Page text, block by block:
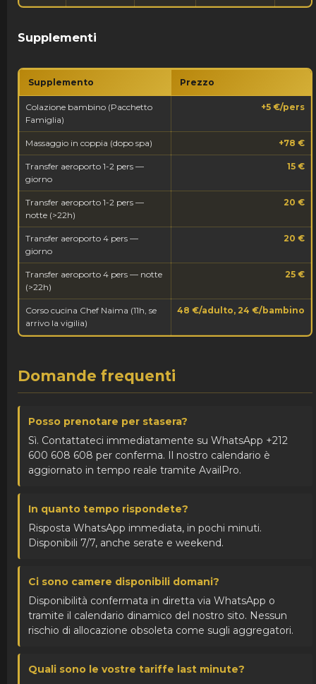
Supplementi
Supplemento Prezzo
Colazione bambino (Pacchetto
Famiglia)
+5 €/pers
Massaggio in coppia (dopo spa) +78 €
Transfer aeroporto 1-2 pers —
giorno
15 €
Transfer aeroporto 1-2 pers —
notte (>22h)
20 €
Transfer aeroporto 4 pers —
giorno
20 €
Transfer aeroporto 4 pers — notte
(>22h)
25 €
Corso cucina Chef Naima (11h, se
arrivo la vigilia)
48 €/adulto, 24 €/bambino
Domande frequenti
Posso prenotare per stasera?
Sì. Contattateci immediatamente su WhatsApp +212
600 608 608 per conferma. Il nostro calendario è
aggiornato in tempo reale tramite AvailPro.
In quanto tempo rispondete?
Risposta WhatsApp immediata, in pochi minuti.
Disponibili 7/7, anche serate e weekend.
Ci sono camere disponibili domani?
Disponibilità confermata in diretta via WhatsApp o
tramite il calendario dinamico del nostro sito. Nessun
rischio di allocazione obsoleta come sugli aggregatori.
Quali sono le vostre tariffe last minute?